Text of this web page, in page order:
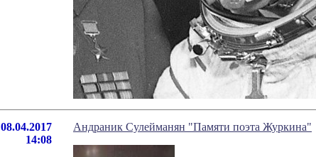
08.04.2017
14:08
Андраник Сулейманян "Памяти поэта Журкина"